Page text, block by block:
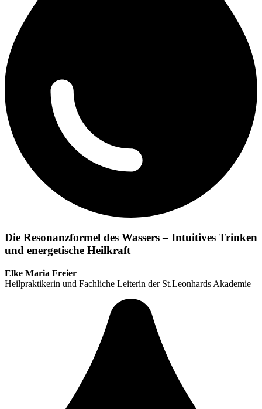
Die Resonanzformel des Wassers – Intuitives Trinken
und energetische Heilkraft
Elke Maria Freier
Heilpraktikerin und Fachliche Leiterin der St.Leonhards Akademie